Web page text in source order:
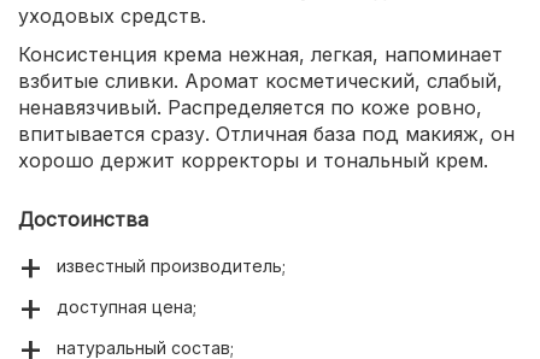
уходовых средств.
Консистенция крема нежная, легкая, напоминает
взбитые сливки. Аромат косметический, слабый,
ненавязчивый. Распределяется по коже ровно,
впитывается сразу. Отличная база под макияж, он
хорошо держит корректоры и тональный крем.
Достоинства
известный производитель;
доступная цена;
натуральный состав;